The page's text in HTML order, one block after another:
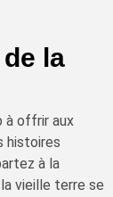
la
à offrir aux
histoires
à la
vieille terre se